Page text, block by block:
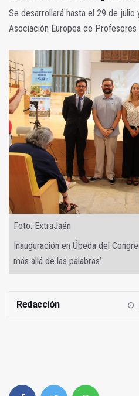
Se desarrollará hasta el 29 de
Asociación Europea de Profesores
Foto: ExtraJaén
Inauguración en Úbeda del
más allá de las palabras’
Redacción